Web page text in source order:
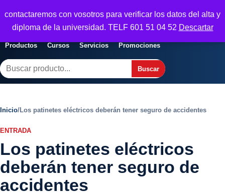
contactaremos con vosotros para verificar los datos del alta y
diploma de la universidad. TELF 601 51 04 52 Descartar
Seguridad y Empresa
empresas
Abrir menu
Productos Cursos Servicios Promociones
Buscar
Buscar
Inicio/Los patinetes eléctricos deberán tener seguro de accidentes
ENTRADA
Los patinetes eléctricos
deberán tener seguro de
accidentes